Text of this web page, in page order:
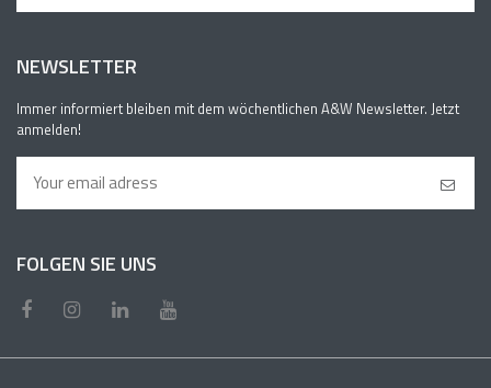
NEWSLETTER
Immer informiert bleiben mit dem wöchentlichen A&W Newsletter. Jetzt
anmelden!
FOLGEN SIE UNS